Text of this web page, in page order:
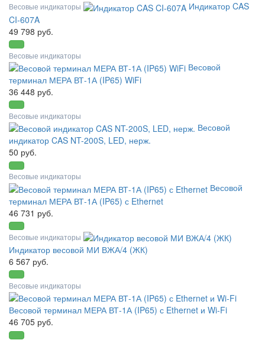
Весовые индикаторы
Индикатор CAS
CI-607A
49 798 руб.
Весовые индикаторы
Весовой
терминал МЕРА ВТ-1А (IP65) WiFi
36 448 руб.
Весовые индикаторы
Весовой
индикатор CAS NT-200S, LED, нерж.
50 руб.
Весовые индикаторы
Весовой
терминал МЕРА ВТ-1А (IP65) с Ethernet
46 731 руб.
Весовые индикаторы
Индикатор весовой МИ ВЖА/4 (ЖК)
6 567 руб.
Весовые индикаторы
Весовой терминал МЕРА ВТ-1А (IP65) с Ethernet и Wi-Fi
46 705 руб.